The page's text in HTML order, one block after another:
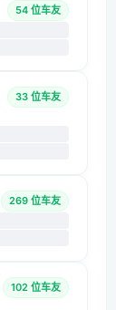
54 位车友
33 位车友
269 位车友
102 位车友